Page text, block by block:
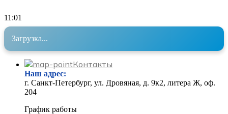
11 :01
Загрузка...
Контакты
Наш адрес:
г. Санкт-Петербург, ул. Дровяная, д. 9к2, литера Ж, оф.
204
График работы